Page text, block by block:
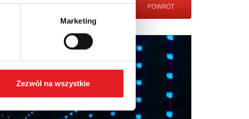
Marketing
Zezwól na wszystkie
POWRÓT